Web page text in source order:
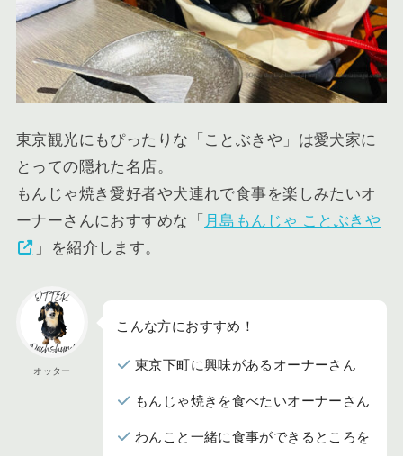
東京観光にもぴったりな「ことぶきや」は愛犬家に
とっての隠れた名店。
もんじゃ焼き愛好者や犬連れで食事を楽しみたいオ
ーナーさんにおすすめな「 月島もんじゃ ことぶきや
」を紹介します。
オッター
こんな方におすすめ！
東京下町に興味があるオーナーさん
もんじゃ焼きを食べたいオーナーさん
わんこと一緒に食事ができるところを